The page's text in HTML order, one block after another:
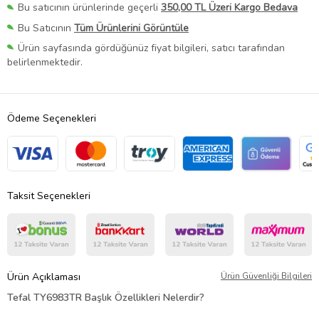
Bu satıcının ürünlerinde geçerli 350,00 TL Üzeri Kargo Bedava
Bu Satıcının Tüm Ürünlerini Görüntüle
Ürün sayfasında gördüğünüz fiyat bilgileri, satıcı tarafından
belirlenmektedir.
Ödeme Seçenekleri
Taksit Seçenekleri
Ürün Açıklaması Ürün Güvenliği Bilgileri
Tefal TY6983TR Başlık Özellikleri Nelerdir?